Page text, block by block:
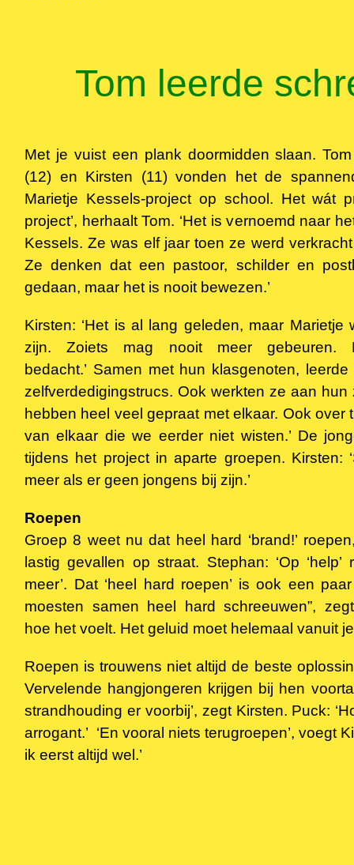
Tom leerde
Met je vuist een plank doormidden slaan.
(12) en Kirsten (11) vonden het de
Marietje Kessels-project op school. Het wát
project’, herhaalt Tom. ‘Het is vernoemd naar
Kessels. Ze was elf jaar toen ze werd
Ze denken dat een pastoor, schilder en
gedaan, maar het is nooit bewezen.’
Kirsten: ‘Het is al lang geleden, maar
zijn. Zoiets mag nooit meer gebeuren.
bedacht.’ Samen met hun klasgenoten,
zelfverdedigingstrucs. Ook werkten ze aan hun
hebben heel veel gepraat met elkaar. Ook over
van elkaar die we eerder niet wisten.’ De
tijdens het project in aparte groepen. Kirsten:
meer als er geen jongens bij zijn.’
Roepen
Groep 8 weet nu dat heel hard ‘brand!’
lastig gevallen op straat. Stephan: ‘Op
meer’. Dat ‘heel hard roepen’ is ook een
moesten samen heel hard schreeuwen”,
hoe het voelt. Het geluid moet helemaal vanuit
Roepen is trouwens niet altijd de beste
Vervelende hangjongeren krijgen bij hen
strandhouding er voorbij’, zegt Kirsten. Puck:
arrogant.’ ‘En vooral niets terugroepen’, voegt
ik eerst altijd wel.’